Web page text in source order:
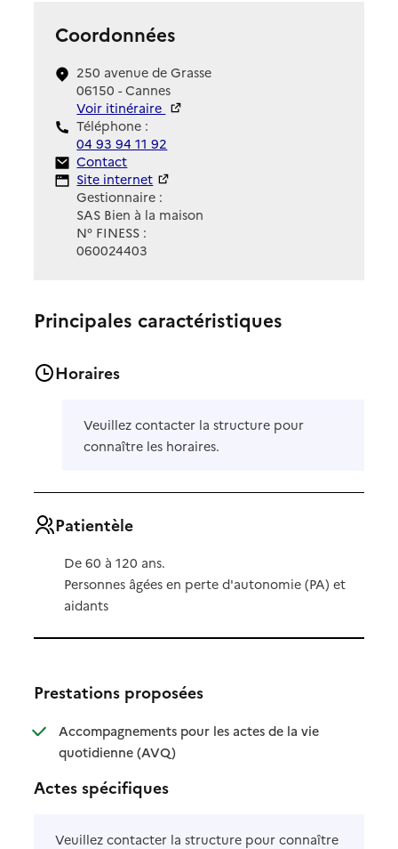
Coordonnées
250 avenue de Grasse
06150 - Cannes
Voir itinéraire
Téléphone :
04 93 94 11 92
Contact
Contact
Site Internet
Site internet
Gestionnaire :
SAS Bien à la maison
N° FINESS :
060024403
Principales caractéristiques
Horaires
Veuillez contacter la structure pour
connaître les horaires.
Patientèle
De 60 à 120 ans.
Personnes âgées en perte d'autonomie (PA) et
aidants
Prestations proposées
Accompagnements pour les actes de la vie
quotidienne (AVQ): disponible
: non disponible
Actes spécifiques
Veuillez contacter la structure pour connaître